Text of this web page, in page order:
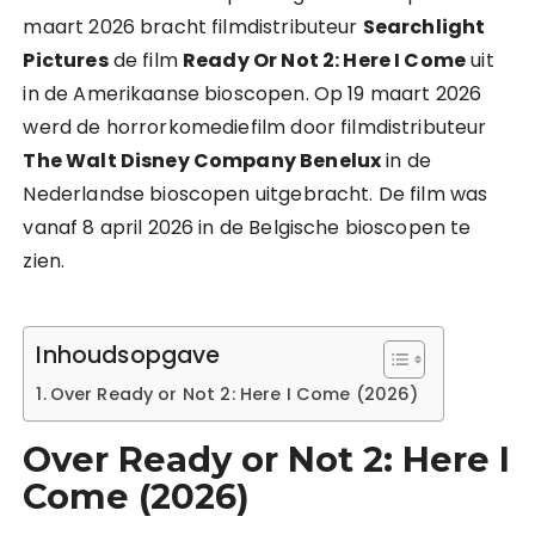
maart 2026 bracht filmdistributeur Searchlight
Picturesde film Ready Or Not 2: Here I Comeuit
in de Amerikaanse bioscopen. Op 19 maart 2026
werd de horrorkomediefilm door filmdistributeur
The Walt Disney Company Beneluxin de
Nederlandse bioscopen uitgebracht. De film was
vanaf 8 april 2026 in de Belgische bioscopen te
zien.
Inhoudsopgave
Over Ready or Not 2: Here I Come (2026)
Over Ready or Not 2: Here I
Come (2026)